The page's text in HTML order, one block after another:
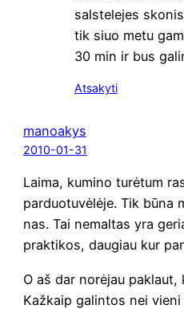
sals­te­le­jes
tik siuo metu
30 min ir bus
Atsakyti
manoakys
2010-01-31
Lai­ma, kumi­no turė­tum
par­duo­tu­vė­lė­je. Tik būna
nas. Tai nemal­tas yra
prak­ti­kos, dau­giau kur
O aš dar norė­jau
Kaž­kaip galin­tos nei